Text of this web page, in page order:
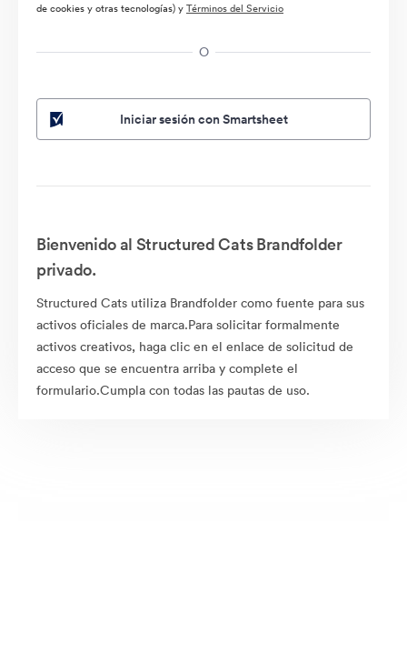
de cookies y otras tecnologías) yTérminos del Servicio
O
Iniciar sesión con Smartsheet
Bienvenido al Structured Cats Brandfolder
privado.
Structured Cats utiliza Brandfolder como fuente para sus
activos oficiales de marca.Para solicitar formalmente
activos creativos, haga clic en el enlace de solicitud de
acceso que se encuentra arriba y complete el
formulario.Cumpla con todas las pautas de uso.